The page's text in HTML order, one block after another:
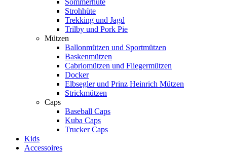
Sommerhüte
Strohhüte
Trekking und Jagd
Trilby und Pork Pie
Mützen
Ballonmützen und Sportmützen
Baskenmützen
Cabriomützen und Fliegermützen
Docker
Elbsegler und Prinz Heinrich Mützen
Strickmützen
Caps
Baseball Caps
Kuba Caps
Trucker Caps
Kids
Accessoires